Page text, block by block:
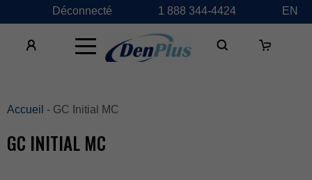
Déconnecté 1888344-4424 EN
×
Accueil -GCInitialMC
GCINITIALMC